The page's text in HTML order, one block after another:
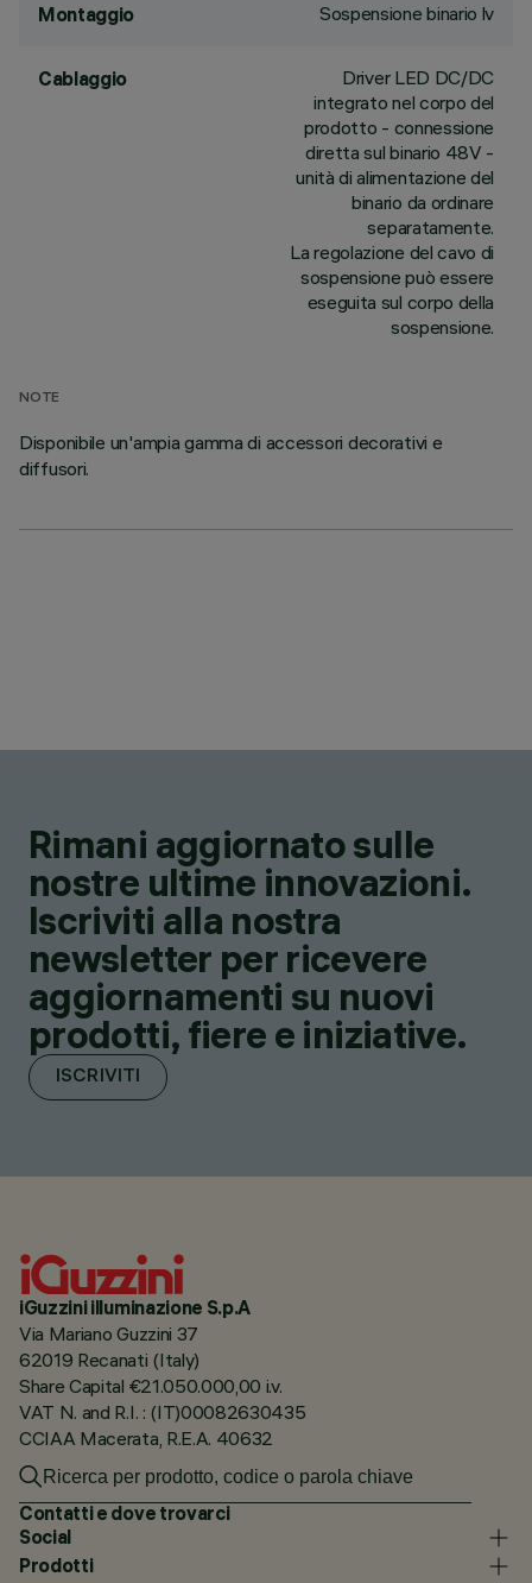
Montaggio Sospensione binario lv
Cablaggio
Driver LED DC/DC
integrato nel corpo del
prodotto - connessione
diretta sul binario 48V -
unità di alimentazione del
binario da ordinare
separatamente.
La regolazione del cavo di
sospensione può essere
eseguita sul corpo della
sospensione.
NOTE
Disponibile un'ampia gamma di accessori decorativi e
diffusori.
Rimani aggiornato sulle
nostre ultime innovazioni.
Iscriviti alla nostra
newsletter per ricevere
aggiornamenti su nuovi
prodotti, fiere e iniziative.
ISCRIVITI
iGuzzini illuminazione S.p.A
Via Mariano Guzzini 37
62019 Recanati (Italy)
Share Capital €21.050.000,00 i.v.
VAT N. and R.I. : (IT)00082630435
CCIAA Macerata, R.E.A. 40632
Contatti e dove trovarci
Social
Prodotti